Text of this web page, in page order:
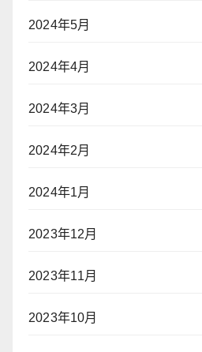
2024年5月
2024年4月
2024年3月
2024年2月
2024年1月
2023年12月
2023年11月
2023年10月